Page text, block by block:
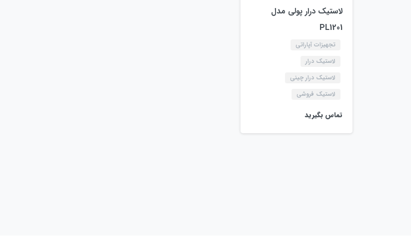
لاستیک درار پولی مدل
PL1201
تجهیزات آپاراتی
لاستیک درار
لاستیک درار چینی
لاستیک فروشی
تماس بگیرید